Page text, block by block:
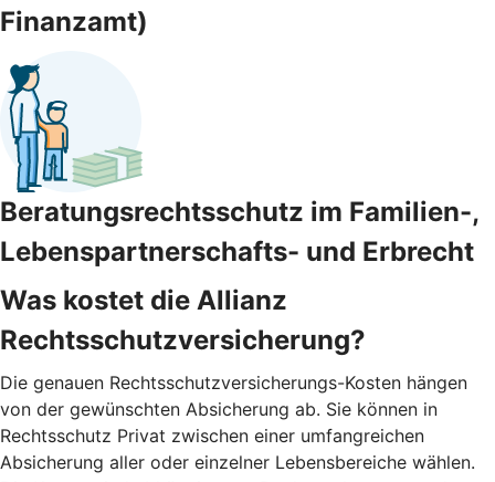
Finanzamt)
Beratungsrechtsschutz im Familien-,
Lebenspartnerschafts- und Erbrecht
Was kostet die Allianz
Rechtsschutzversicherung?
Die genauen Rechtsschutzversicherungs-Kosten hängen
von der gewünschten Absicherung ab. Sie können in
Rechtsschutz Privat zwischen einer umfangreichen
Absicherung aller oder einzelner Lebensbereiche wählen.